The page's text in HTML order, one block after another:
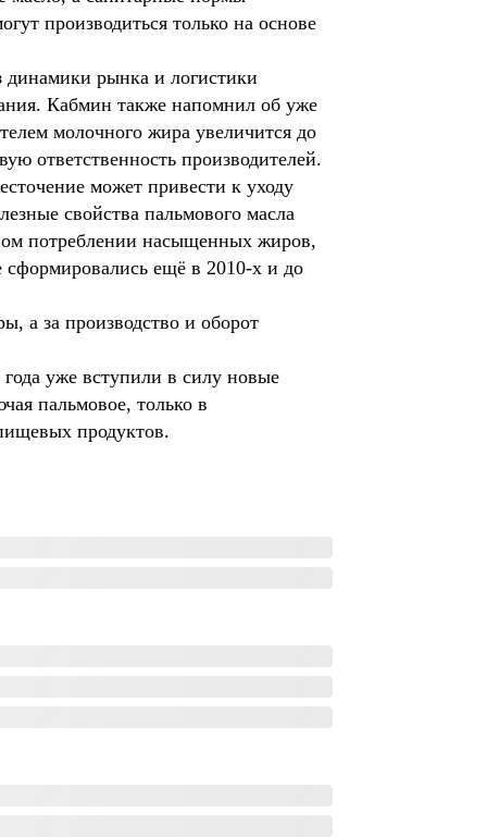
производиться только на основе
динамики рынка и логистики
Кабмин также напомнил об уже
молочного жира увеличится до
ответственность производителей.
может привести к уходу
свойства пальмового масла
потреблении насыщенных жиров,
ещё в 2010-х и до
а за производство и оборот
уже вступили в силу новые
пальмовое, только в
продуктов.